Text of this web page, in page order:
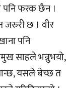
पनि फरक छैन ।
छ । वीर
पनि
साहले भन्नुभयो,
यसले बेच्छ त